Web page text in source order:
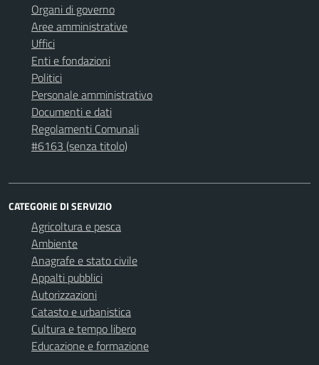
Organi di governo
Aree amministrative
Uffici
Enti e fondazioni
Politici
Personale amministrativo
Documenti e dati
Regolamenti Comunali
#6163 (senza titolo)
CATEGORIE DI SERVIZIO
Agricoltura e pesca
Ambiente
Anagrafe e stato civile
Appalti pubblici
Autorizzazioni
Catasto e urbanistica
Cultura e tempo libero
Educazione e formazione